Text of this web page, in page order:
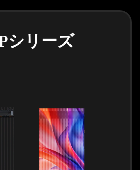
シリーズ